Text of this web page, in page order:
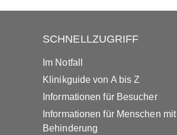
SCHNELLZUGRIFF
Im Notfall
Klinikguide von A bis Z
Informationen für Besucher
Informationen für Menschen mit
Behinderung